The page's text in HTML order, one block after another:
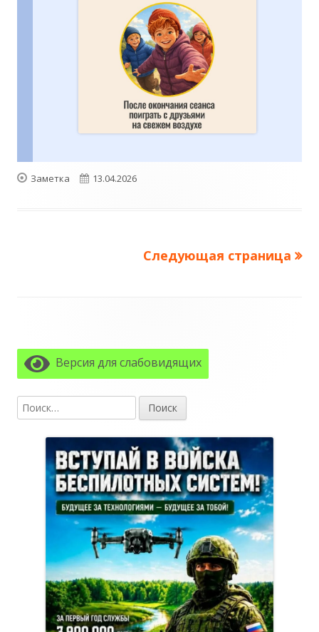
Формат
Заметка Опубликовано
13.04.2026
Следующая страница
боковая
колонка
Версия для слабовидящих
Найти: